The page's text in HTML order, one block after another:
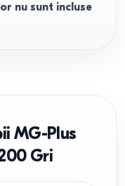
nu sunt incluse
MG-Plus
Gri